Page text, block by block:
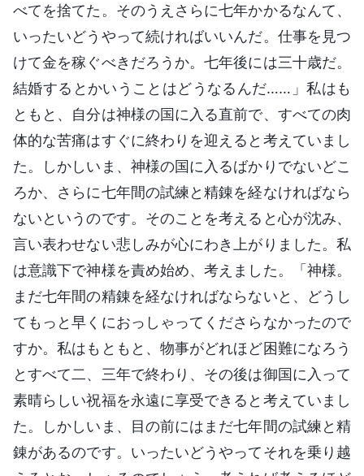
べてを捨てた。そのうえさらに七年かかるなんて、
いったいどうやって続ければいいんだ。仕事を見つ
けて金を稼ぐべきだろうか。七年後には三十歳だ。
結婚するとかいうことはどうなるんだ……」私はも
ともと、自分は神様の国に入る直前で、すべての肉
体的な苦痛はすぐに終わりを迎えると考えていまし
た。しかしいま、神様の国に入るばかりでないどこ
ろか、さらに七年間の試練と精錬を経なければなら
ないというのです。そのことを考えると心が沈み、
言い表わせない悲しみが心にわき上がりました。私
は意識下で神様を責め始め、考えました。「神様。
まだ七年間の精錬を経なければならないと、どうし
てもっと早くにおっしゃってくださらなかったので
すか。私はもともと、物事がどれほど困難になろう
とすべて二、三年で終わり、その後は御国に入って
素晴らしい祝福を永遠に享受できると考えていまし
た。しかしいま、目の前にはまだ七年間の試練と精
錬があるのです。いったいどうやってそれを乗り越